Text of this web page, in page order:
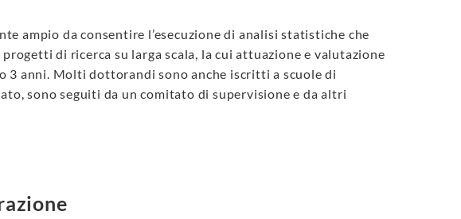
ampio da consentire l’esecuzione di analisi statistiche che
di ricerca su larga scala, la cui attuazione e valutazione
3 anni. Molti dottorandi sono anche iscritti a scuole di
sono seguiti da un comitato di supervisione e da altri